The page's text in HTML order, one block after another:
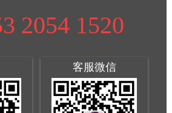
2054 1520
客服微信